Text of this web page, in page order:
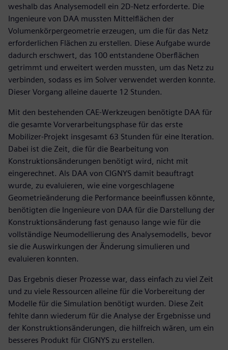
weshalb das Analysemodell ein 2D-Netz erforderte. Die
Ingenieure von DAA mussten Mittelflächen der
Volumenkörpergeometrie erzeugen, um die für das Netz
erforderlichen Flächen zu erstellen. Diese Aufgabe wurde
dadurch erschwert, das 100 entstandene Oberflächen
getrimmt und erweitert werden mussten, um das Netz zu
verbinden, sodass es im Solver verwendet werden konnte.
Dieser Vorgang alleine dauerte 12 Stunden.
Mit den bestehenden CAE-Werkzeugen benötigte DAA für
die gesamte Vorverarbeitungsphase für das erste
Mobilizer-Projekt insgesamt 63 Stunden für eine Iteration.
Dabei ist die Zeit, die für die Bearbeitung von
Konstruktionsänderungen benötigt wird, nicht mit
eingerechnet. Als DAA von CIGNYS damit beauftragt
wurde, zu evaluieren, wie eine vorgeschlagene
Geometrieänderung die Performance beeinflussen könnte,
benötigten die Ingenieure von DAA für die Darstellung der
Konstruktionsänderung fast genauso lange wie für die
vollständige Neumodellierung des Analysemodells, bevor
sie die Auswirkungen der Änderung simulieren und
evaluieren konnten.
Das Ergebnis dieser Prozesse war, dass einfach zu viel Zeit
und zu viele Ressourcen alleine für die Vorbereitung der
Modelle für die Simulation benötigt wurden. Diese Zeit
fehlte dann wiederum für die Analyse der Ergebnisse und
der Konstruktionsänderungen, die hilfreich wären, um ein
besseres Produkt für CIGNYS zu erstellen.